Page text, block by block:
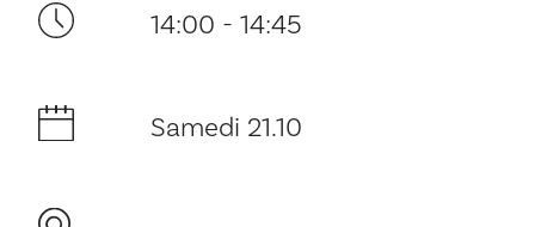
Musikk
Historie og arkitektur
14:00 - 14:45
Samedi 21.10